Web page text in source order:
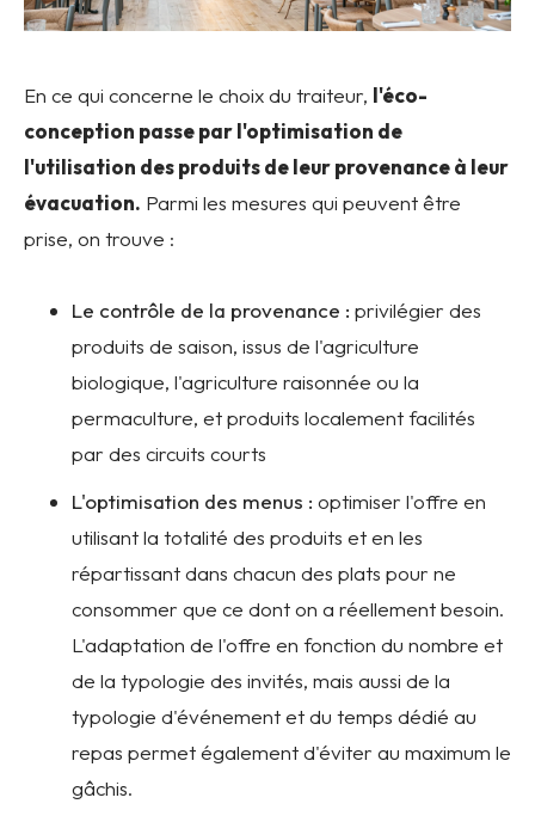
En ce qui concerne le choix du traiteur, l'éco-
conception passe par l'optimisation de
l'utilisation des produits de leur provenance à leur
évacuation. Parmi les mesures qui peuvent être
prise, on trouve :
Le contrôle de la provenance : privilégier des
produits de saison, issus de l'agriculture
biologique, l'agriculture raisonnée ou la
permaculture, et produits localement facilités
par des circuits courts
L'optimisation des menus : optimiser l'offre en
utilisant la totalité des produits et en les
répartissant dans chacun des plats pour ne
consommer que ce dont on a réellement besoin.
L'adaptation de l'offre en fonction du nombre et
de la typologie des invités, mais aussi de la
typologie d'événement et du temps dédié au
repas permet également d'éviter au maximum le
gâchis.